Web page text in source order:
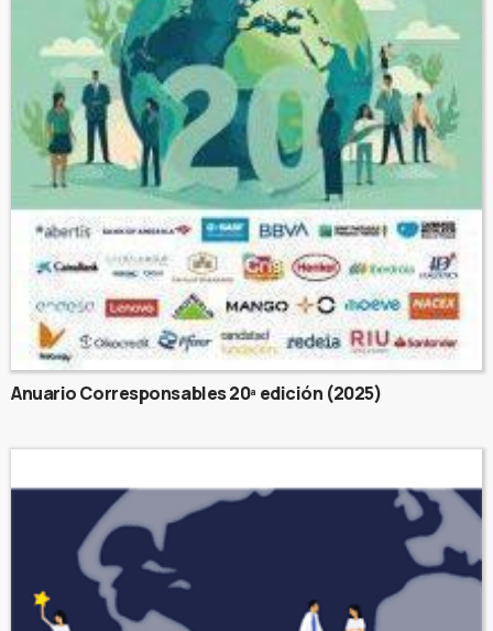
Anuario Corresponsables 20ª edición (2025)